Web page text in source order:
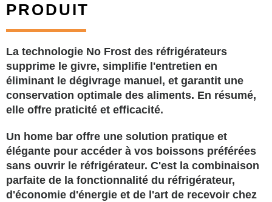
PRODUIT
La technologie No Frost des réfrigérateurs
supprime le givre, simplifie l'entretien en
éliminant le dégivrage manuel, et garantit une
conservation optimale des aliments. En résumé,
elle offre praticité et efficacité.
Un home bar offre une solution pratique et
élégante pour accéder à vos boissons préférées
sans ouvrir le réfrigérateur. C'est la combinaison
parfaite de la fonctionnalité du réfrigérateur,
d'économie d'énergie et de l'art de recevoir chez